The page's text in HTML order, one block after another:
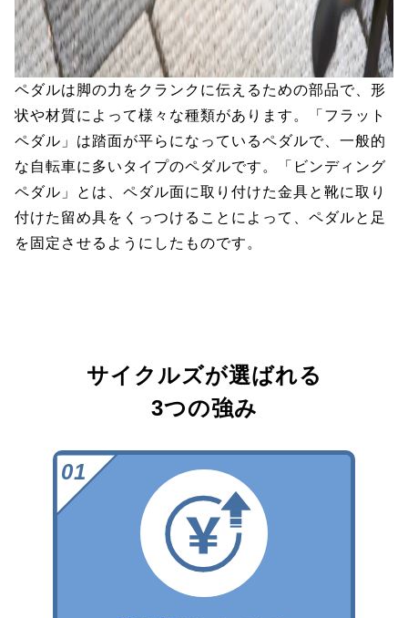
ペダルは脚の力をクランクに伝えるための部品で、形
状や材質によって様々な種類があります。「フラット
ペダル」は踏面が平らになっているペダルで、一般的
な自転車に多いタイプのペダルです。「ビンディング
ペダル」とは、ペダル面に取り付けた金具と靴に取り
付けた留め具をくっつけることによって、ペダルと足
を固定させるようにしたものです。
サイクルズが選ばれる
3つの強み